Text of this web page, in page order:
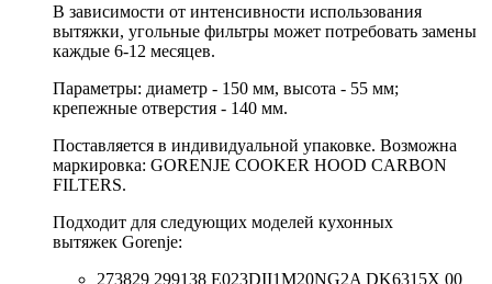
В зависимости от интенсивности использования
вытяжки, угольные фильтры может потребовать замены
каждые 6-12 месяцев.
Параметры: диаметр - 150 мм, высота - 55 мм;
крепежные отверстия - 140 мм.
Поставляется в индивидуальной упаковке. Возможна
маркировка: GORENJE COOKER HOOD CARBON
FILTERS.
Подходит для следующих моделей кухонных
вытяжек Gorenje:
273829 299138 E023DII1M20NG2A DK6315X 00